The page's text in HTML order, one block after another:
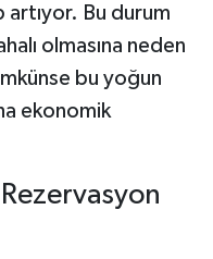
Bu durum
olmasına neden
bu yoğun
ekonomik
Rezervasyon